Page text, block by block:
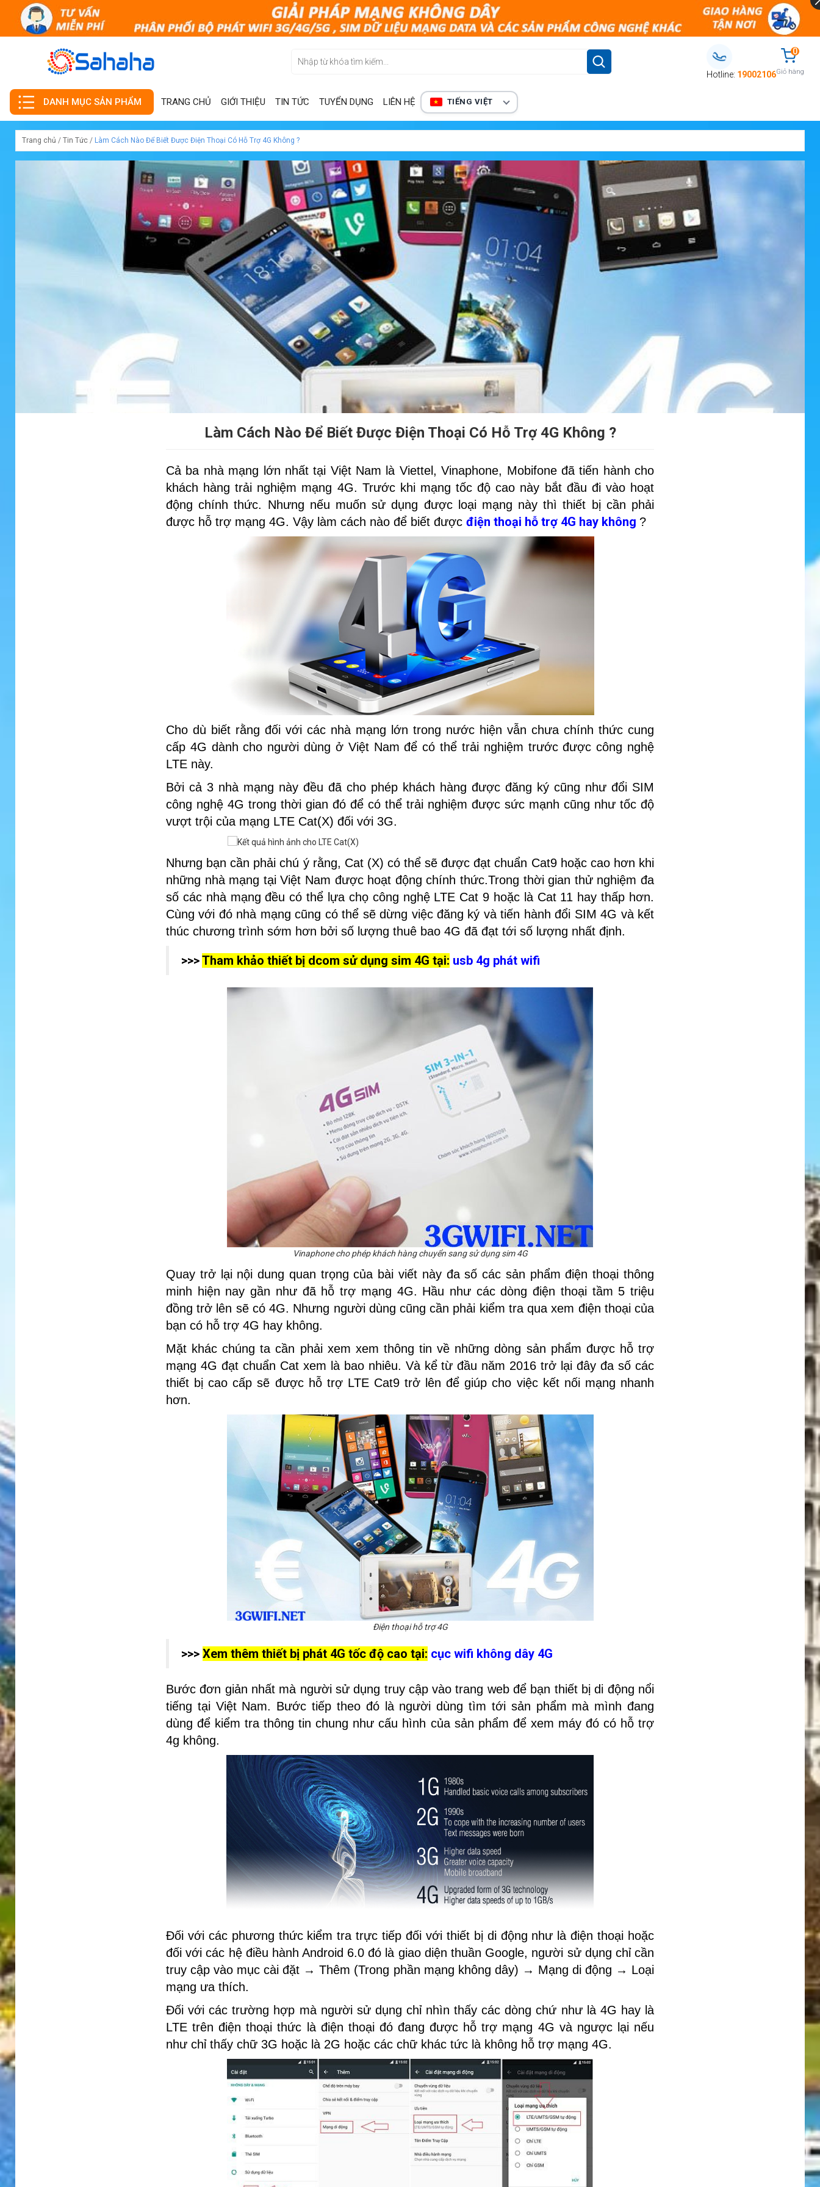
Hotline: 19002106
0
Giỏ hàng
DANH MỤC SẢN PHẨM TRANG CHỦ GIỚI THIỆU TIN TỨC TUYỂN DỤNG LIÊN HỆ TIẾNG VIỆT
Trang chủ / Tin Tức / Làm Cách Nào Để Biết Được Điện Thoại Có Hỗ Trợ 4G Không ?
Làm Cách Nào Để Biết Được Điện Thoại Có Hỗ Trợ 4G Không ?
Cả ba nhà mạng lớn nhất tại Việt Nam là Viettel, Vinaphone, Mobifone đã tiến hành cho
khách hàng trải nghiệm mạng 4G. Trước khi mạng tốc độ cao này bắt đầu đi vào hoạt
động chính thức. Nhưng nếu muốn sử dụng được loại mạng này thì thiết bị cần phải
được hỗ trợ mạng 4G. Vậy làm cách nào để biết được điện thoại hỗ trợ 4G hay không ?
Cho dù biết rằng đối với các nhà mạng lớn trong nước hiện vẫn chưa chính thức cung
cấp 4G dành cho người dùng ở Việt Nam để có thể trải nghiệm trước được công nghệ
LTE này.
Bởi cả 3 nhà mạng này đều đã cho phép khách hàng được đăng ký cũng như đổi SIM
công nghệ 4G trong thời gian đó để có thể trải nghiệm được sức mạnh cũng như tốc độ
vượt trội của mạng LTE Cat(X) đối với 3G.
Nhưng bạn cần phải chú ý rằng, Cat (X) có thể sẽ được đạt chuẩn Cat9 hoặc cao hơn khi
những nhà mạng tại Việt Nam được hoạt động chính thức.Trong thời gian thử nghiệm đa
số các nhà mạng đều có thể lựa chọ công nghệ LTE Cat 9 hoặc là Cat 11 hay thấp hơn.
Cùng với đó nhà mạng cũng có thể sẽ dừng việc đăng ký và tiến hành đổi SIM 4G và kết
thúc chương trình sớm hơn bởi số lượng thuê bao 4G đã đạt tới số lượng nhất định.
>>>Tham khảo thiết bị dcom sử dụng sim 4G tại: usb 4g phát wifi
Vinaphone cho phép khách hàng chuyển sang sử dụng sim 4G
Quay trở lại nội dung quan trọng của bài viết này đa số các sản phẩm điện thoại thông
minh hiện nay gần như đã hỗ trợ mạng 4G. Hầu như các dòng điện thoại tầm 5 triệu
đồng trở lên sẽ có 4G. Nhưng người dùng cũng cần phải kiểm tra qua xem điện thoại của
bạn có hỗ trợ 4G hay không.
Mặt khác chúng ta cần phải xem xem thông tin về những dòng sản phẩm được hỗ trợ
mạng 4G đạt chuẩn Cat xem là bao nhiêu. Và kể từ đầu năm 2016 trở lại đây đa số các
thiết bị cao cấp sẽ được hỗ trợ LTE Cat9 trở lên để giúp cho việc kết nối mạng nhanh
hơn.
Điện thoại hỗ trợ 4G
>>> Xem thêm thiết bị phát 4G tốc độ cao tại: cục wifi không dây 4G
Bước đơn giản nhất mà người sử dụng truy cập vào trang web để bạn thiết bị di động nổi
tiếng tại Việt Nam. Bước tiếp theo đó là người dùng tìm tới sản phẩm mà mình đang
dùng để kiểm tra thông tin chung như cấu hình của sản phẩm để xem máy đó có hỗ trợ
4g không.
Đối với các phương thức kiểm tra trực tiếp đối với thiết bị di động như là điện thoại hoặc
đối với các hệ điều hành Android 6.0 đó là giao diện thuần Google, người sử dụng chỉ cần
truy cập vào mục cài đặt → Thêm (Trong phần mạng không dây) → Mạng di động → Loại
mạng ưa thích.
Đối với các trường hợp mà người sử dụng chỉ nhìn thấy các dòng chứ như là 4G hay là
LTE trên điện thoại thức là điện thoại đó đang được hỗ trợ mạng 4G và ngược lại nếu
như chỉ thấy chữ 3G hoặc là 2G hoặc các chữ khác tức là không hỗ trợ mạng 4G.